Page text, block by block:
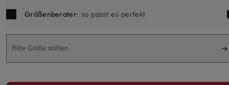
Größenberater: so passt es perfekt
Bitte Größe wählen